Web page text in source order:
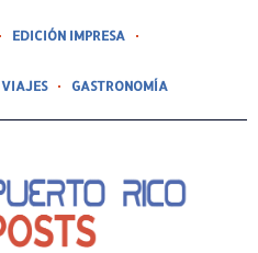
EDICIÓN IMPRESA
VIAJES GASTRONOMÍA